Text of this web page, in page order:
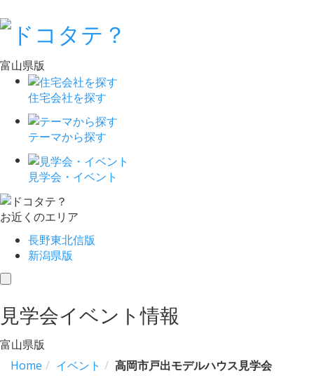
富山県版
住宅会社を探す
テーマから探す
見学会・イベント
お近くのエリア
長野東北信版
新潟県版
toggle
見学会イベント情報
富山県版
Home
イベント 高岡市戸出モデルハウス見学会